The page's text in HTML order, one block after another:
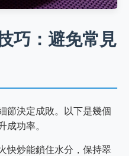
巧：避免常見
節決定成敗。以下是幾個
功率。
快炒能鎖住水分，保持翠